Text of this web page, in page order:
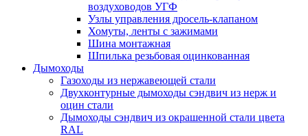
воздуховодов УГФ
Узлы управления дросель-клапаном
Хомуты, ленты с зажимами
Шина монтажная
Шпилька резьбовая оцинкованная
Дымоходы
Газоходы из нержавеющей стали
Двухконтурные дымоходы сэндвич из нерж и
оцин стали
Дымоходы сэндвич из окрашенной стали цвета
RAL